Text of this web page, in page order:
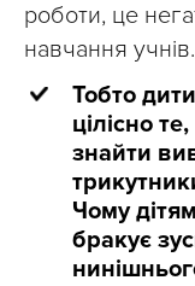
роботи, це
навчання учнів.
Тобто
цілісно
знайти
Чому
бракує